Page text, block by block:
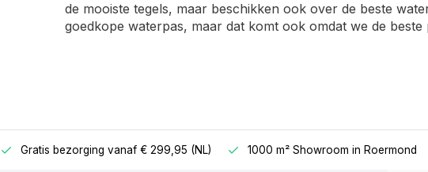
de mooiste tegels, maar beschikken ook over de beste
goedkope waterpas, maar dat komt ook omdat we de
Gratis bezorging vanaf € 299,95 (NL) 1000 m² Showroom in Roermond